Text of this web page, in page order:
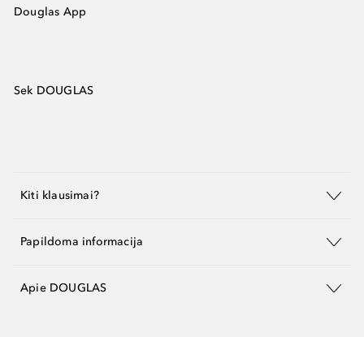
Douglas App
Sek DOUGLAS
Kiti klausimai?
Papildoma informacija
Apie DOUGLAS